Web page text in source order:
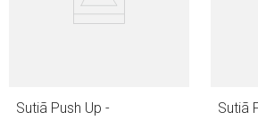
Sutiã Push Up -
Sutiã